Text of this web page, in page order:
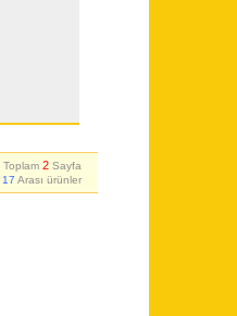
Toplam2 Sayfa
17 Arası ürünler